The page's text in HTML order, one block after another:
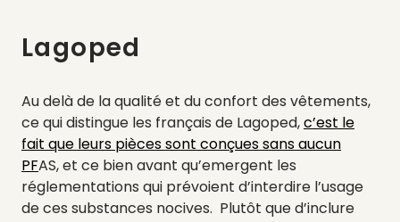
Lagoped
Au delà de la qualité et du confort des vêtements,
ce qui distingue les français de Lagoped,c’est le
fait que leurs pièces sont conçues sans aucun
PFAS, et ce bien avant qu’emergent les
réglementations qui prévoient d’interdire l’usage
de ces substances nocives. Plutôt que d’inclure